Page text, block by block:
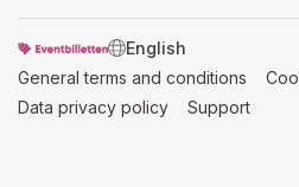
SWITCH LANGUAGE
General terms and conditions
Data privacy policy (opens in a new
Support